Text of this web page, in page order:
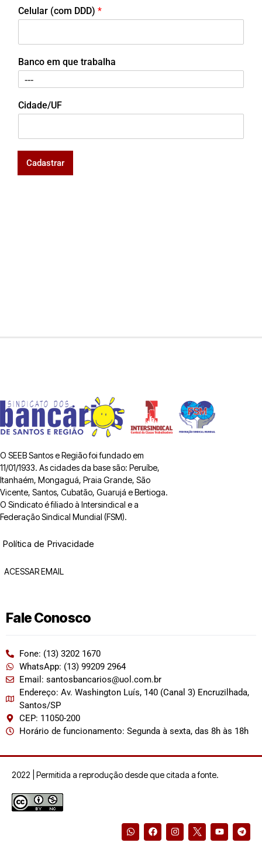
Celular (com DDD) *
Banco em que trabalha
Cidade/UF
Cadastrar
O SEEB Santos e Região foi fundado em
11/01/1933. As cidades da base são: Peruíbe,
Itanhaém, Mongaguá, Praia Grande, São
Vicente, Santos, Cubatão, Guarujá e Bertioga.
O Sindicato é filiado à Intersindical e a
Federação Sindical Mundial (FSM).
Política de Privacidade
ACESSAR EMAIL
Fale Conosco
Fone: (13) 3202 1670
WhatsApp: (13) 99209 2964
Email: santosbancarios@uol.com.br
Endereço: Av. Washington Luís, 140 (Canal 3) Encruzilhada,
Santos/SP
CEP: 11050-200
Horário de funcionamento: Segunda à sexta, das 8h às 18h
2022 | Permitida a reprodução desde que citada a fonte.